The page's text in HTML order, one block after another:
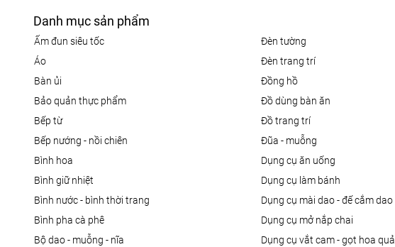
Danh mục sản phẩm
ấm đun siêu tốc
áo
bàn ủi
bảo quản thực phẩm
bếp từ
bếp nướng - nồi chiên
bình hoa
bình giữ nhiệt
bình nước - bình thời trang
bình pha cà phê
bộ dao - muỗng - nĩa
đèn tường
đèn trang trí
đồng hồ
đồ dùng bàn ăn
đồ trang trí
đũa - muỗng
dụng cụ ăn uống
dụng cụ làm bánh
dụng cụ mài dao - đế cắm dao
dụng cụ mở nắp chai
dụng cụ vắt cam - gọt hoa quả